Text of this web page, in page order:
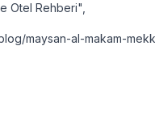
Otel Rehberi",
maysan-al-makam-